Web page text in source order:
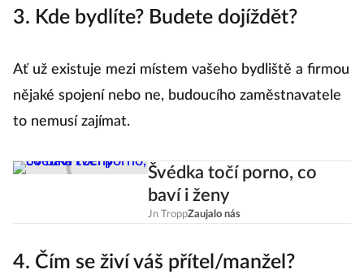
3. Kde bydlíte? Budete dojíždět?
Ať už existuje mezi místem vašeho bydliště a firmou
nějaké spojení nebo ne, budoucího zaměstnavatele
to nemusí zajímat.
Švédka točí porno, co
baví i ženy
Jn TroppZaujalo nás
4. Čím se živí váš přítel/manžel?